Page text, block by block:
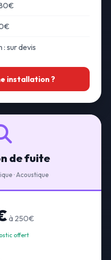
: sur devis
installation ?
de fuite
· Acoustique
à 250€
offert